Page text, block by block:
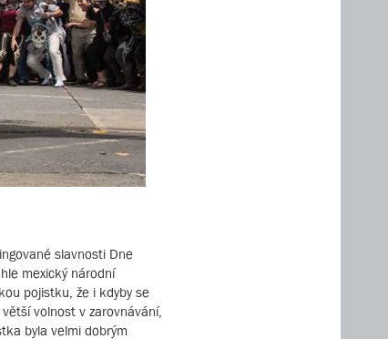
slavnosti Dne
mexický národní
pojistku, že i kdyby se
volnost v zarovnávání,
byla velmi dobrým